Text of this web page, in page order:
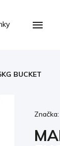
BUCKET